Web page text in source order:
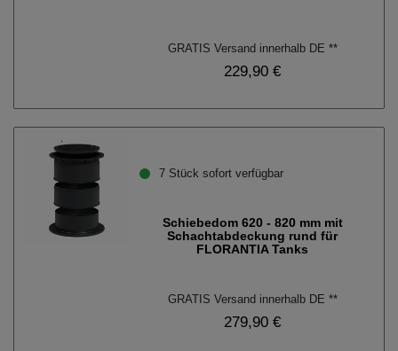
GRATIS Versand innerhalb DE **
229,90 €
7 Stück sofort verfügbar
Schiebedom 620 - 820 mm mit
Schachtabdeckung rund für
FLORANTIA Tanks
GRATIS Versand innerhalb DE **
279,90 €